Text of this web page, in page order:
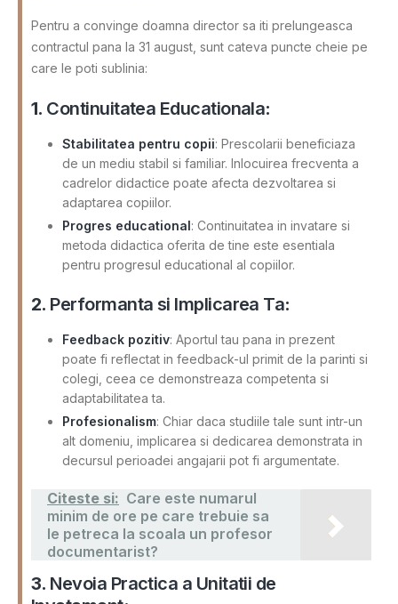
Pentru a convinge doamna director sa iti prelungeasca
contractul pana la 31 august, sunt cateva puncte cheie pe
care le poti sublinia:
1. Continuitatea Educationala:
Stabilitatea pentru copii: Prescolarii beneficiaza
de un mediu stabil si familiar. Inlocuirea frecventa a
cadrelor didactice poate afecta dezvoltarea si
adaptarea copiilor.
Progres educational: Continuitatea in invatare si
metoda didactica oferita de tine este esentiala
pentru progresul educational al copiilor.
2. Performanta si Implicarea Ta:
Feedback pozitiv: Aportul tau pana in prezent
poate fi reflectat in feedback-ul primit de la parinti si
colegi, ceea ce demonstreaza competenta si
adaptabilitatea ta.
Profesionalism: Chiar daca studiile tale sunt intr-un
alt domeniu, implicarea si dedicarea demonstrata in
decursul perioadei angajarii pot fi argumentate.
Citeste si: Care este numarul
minim de ore pe care trebuie sa
le petreca la scoala un profesor
documentarist?
3. Nevoia Practica a Unitatii de